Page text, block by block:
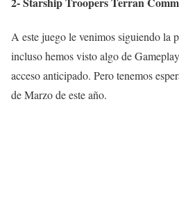
A este juego le venimos siguiendo la
incluso hemos visto algo de
acceso anticipado. Pero tenemos
de Marzo de este año.